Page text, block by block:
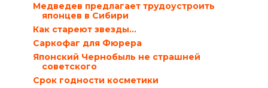
Медведев предлагает трудоустроить
японцев в Сибири
Как стареют звезды…
Саркофаг для Фюрера
Японский Чернобыль не страшней
советского
Срок годности косметики